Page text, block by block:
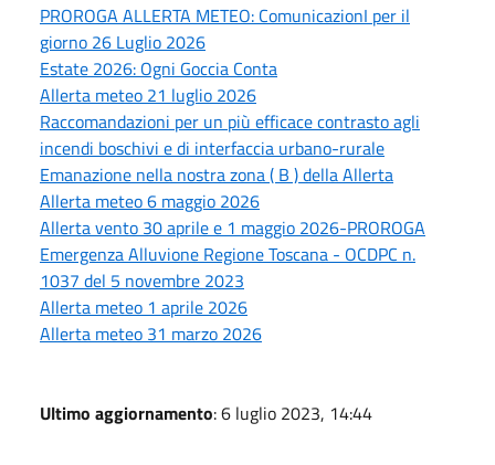
PROROGA ALLERTA METEO: ComunicazionI per il
giorno 26 Luglio 2026
Estate 2026: Ogni Goccia Conta
Allerta meteo 21 luglio 2026
Raccomandazioni per un più efficace contrasto agli
incendi boschivi e di interfaccia urbano-rurale
Emanazione nella nostra zona ( B ) della Allerta
Allerta meteo 6 maggio 2026
Allerta vento 30 aprile e 1 maggio 2026-PROROGA
Emergenza Alluvione Regione Toscana - OCDPC n.
1037 del 5 novembre 2023
Allerta meteo 1 aprile 2026
Allerta meteo 31 marzo 2026
Ultimo aggiornamento: 6 luglio 2023, 14:44